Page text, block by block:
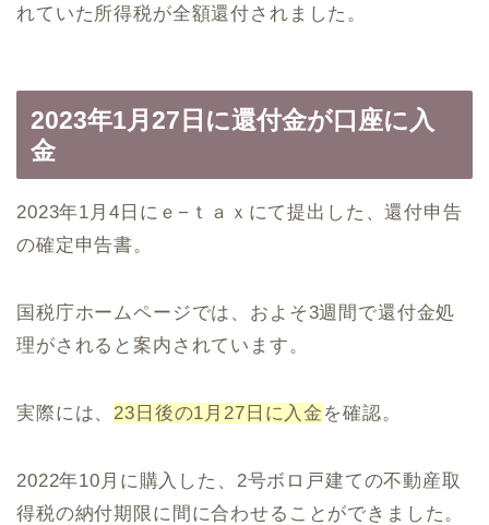
れていた所得税が全額還付されました。
2023年1月27日に還付金が口座に入
金
2023年1月4日にｅ−ｔａｘにて提出した、還付申告
の確定申告書。
国税庁ホームページでは、およそ3週間で還付金処
理がされると案内されています。
実際には、 23日後の1月27日に入金 を確認。
2022年10月に購入した、2号ボロ戸建ての不動産取
得税の納付期限に間に合わせることができました。